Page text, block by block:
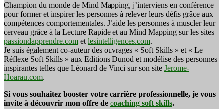
Champion du monde de Mind Mapping, j’interviens en conférence
pour former et inspirer les personnes à relever leurs défis grâce aux
compétences comportementales. J’aide les personnes à muscler leur
cerveau grâce à la Lecture Rapide et au Mind Mapping sur les sites
passiondapprendre.com et lesintelligences.com.
Je suis également co-auteur des ouvrages « Soft Skills » et « Le
Réflexe Soft Skills » aux Editions Dunod et modélise des personnes
inspirantes telles que Léonard de Vinci sur son site Jerome-
Hoarau.com.
Si vous souhaitez booster votre carrière professionnelle, je vous
invite à découvrir mon offre de coaching soft skills.